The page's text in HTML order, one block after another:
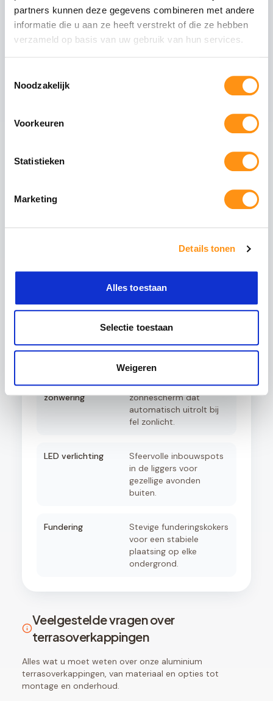
partners kunnen deze gegevens combineren met andere
informatie die u aan ze heeft verstrekt of die ze hebben
verzameld op basis van uw gebruik van hun services.
Noodzakelijk
Voorkeuren
Statistieken
Marketing
Details tonen
Alles toestaan
Selectie toestaan
Weigeren
Tussenliggers
Maak uw overkapping compleet
Glazen schuifwanden
Volledig isolerende
schuifdeuren voor een
Aluminium zijwandenCreëer privacy en
windbescherming met
rabatpanelen.
Automatische
zonwering
Geïntegreerd
zonnescherm dat
automatisch uitrolt bij
fel zonlicht.
LED verlichting
Sfeervolle inbouwspots
in de liggers voor
gezellige avonden
buiten.
Fundering
Stevige funderingskokers
voor een stabiele
plaatsing op elke
ondergrond.
Veelgestelde vragen over
terrasoverkappingen
Alles wat u moet weten over onze aluminium
terrasoverkappingen, van materiaal en opties tot
montage en onderhoud.